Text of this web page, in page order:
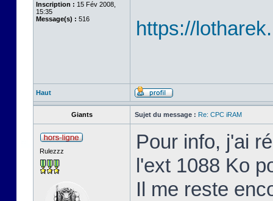
Inscription : 15 Fév 2008,
15:35
Message(s) : 516 https://
Haut
Giants Sujet du message : Re: CPC iRAM
Rulezzz
Pour info, j'ai
l'ext 1088 Ko
Il me reste